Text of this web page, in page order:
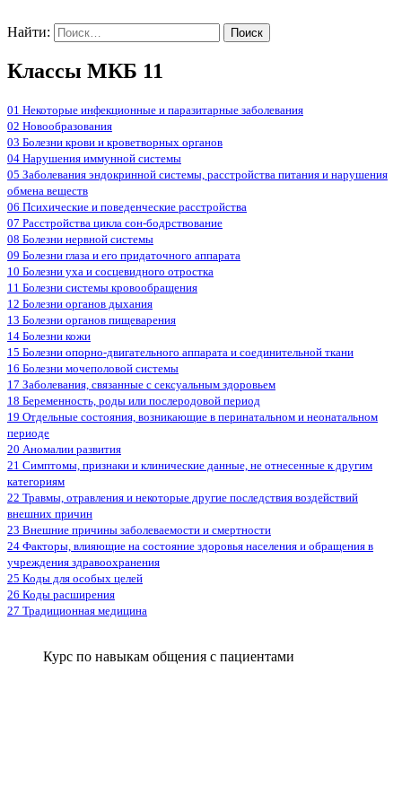
Найти:
Классы МКБ 11
01 Некоторые инфекционные и паразитарные заболевания
02 Новообразования
03 Болезни крови и кроветворных органов
04 Нарушения иммунной системы
05 Заболевания эндокринной системы, расстройства питания и нарушения
обмена веществ
06 Психические и поведенческие расстройства
07 Расстройства цикла сон-бодрствование
08 Болезни нервной системы
09 Болезни глаза и его придаточного аппарата
10 Болезни уха и сосцевидного отростка
11 Болезни системы кровообращения
12 Болезни органов дыхания
13 Болезни органов пищеварения
14 Болезни кожи
15 Болезни опорно-двигательного аппарата и соединительной ткани
16 Болезни мочеполовой системы
17 Заболевания, связанные с сексуальным здоровьем
18 Беременность, роды или послеродовой период
19 Отдельные состояния, возникающие в перинатальном и неонатальном
периоде
20 Аномалии развития
21 Симптомы, признаки и клинические данные, не отнесенные к другим
категориям
22 Травмы, отравления и некоторые другие последствия воздействий
внешних причин
23 Внешние причины заболеваемости и смертности
24 Факторы, влияющие на состояние здоровья населения и обращения в
учреждения здравоохранения
25 Коды для особых целей
26 Коды расширения
27 Традиционная медицина
Курс по навыкам общения с пациентами